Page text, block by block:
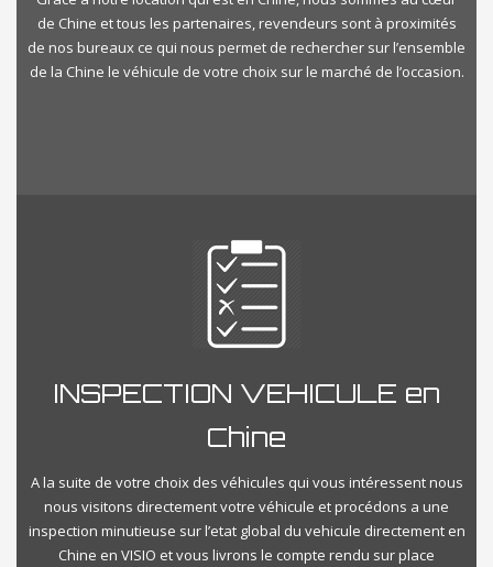
de Chine et tous les partenaires, revendeurs sont à proximités
de nos bureaux ce qui nous permet de rechercher sur l’ensemble
de la Chine le véhicule de votre choix sur le marché de l’occasion.
INSPECTION VEHICULE en
Chine
A la suite de votre choix des véhicules qui vous intéressent nous
nous visitons directement votre véhicule et procédons a une
inspection minutieuse sur l’etat global du vehicule directement en
Chine en VISIO et vous livrons le compte rendu sur place